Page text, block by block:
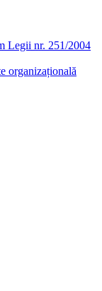
Legii nr. 251/2004
organizațională